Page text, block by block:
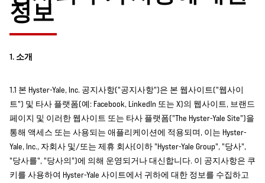
정보
1. 소개
1.1 본 Hyster-Yale, Inc. 공지사항("공지사항")은 본 웹사이트("웹사이
트") 및 타사 플랫폼(예: Facebook, LinkedIn 또는 X)의 웹사이트, 브랜드
페이지 및 이러한 웹사이트 또는 타사 플랫폼("The Hyster-Yale Site")을
통해 액세스 또는 사용되는 애플리케이션에 적용되며, 이는 Hyster-
Yale, Inc., 자회사 및/또는 제휴 회사(이하 "Hyster-Yale Group", "당사",
"당사를", "당사의")에 의해 운영되거나 대신합니다. 이 공지사항은 쿠
키를 사용하여 Hyster-Yale 사이트에서 귀하에 대한 정보를 수집하고